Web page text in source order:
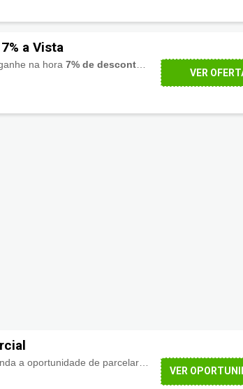
a Vista
na hora7% de desconto . Aproveite!
VER
Descontos imperdíveis em toda loja e ainda a oportunidade de parcelar suas compras em até
VER